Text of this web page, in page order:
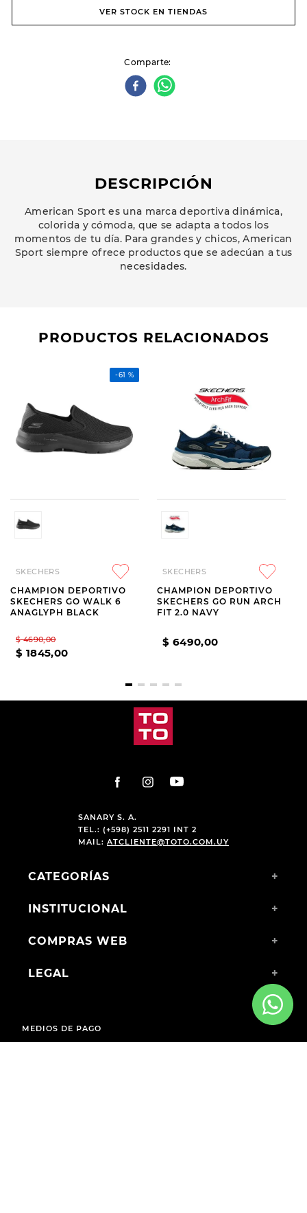
VER STOCK EN TIENDAS
Comparte
DESCRIPCIÓN
American Sport es una marca deportiva dinámica,
colorida y cómoda, que se adapta a todos los
momentos de tu día. Para grandes y chicos, American
Sport siempre ofrece productos que se adecúan a tus
necesidades.
PRODUCTOS RELACIONADOS
-61 %
SKECHERS
CHAMPION DEPORTIVO
SKECHERS GO WALK 6
ANAGLYPH BLACK
$ 4690,00
$ 1845,00
SKECHERS
CHAMPION DEPORTIVO
SKECHERS GO RUN ARCH
FIT 2.0 NAVY
$ 6490,00
SANARY S. A.
TEL.: (+598) 2511 2291 INT 2
MAIL: ATCLIENTE@TOTO.COM.UY
CATEGORÍAS +
INSTITUCIONAL +
COMPRAS WEB +
LEGAL +
MEDIOS DE PAGO